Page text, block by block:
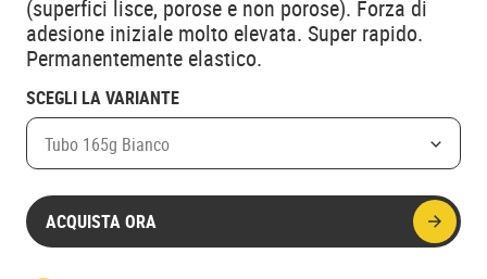
(superfici lisce, porose e non porose). Forza di
adesione iniziale molto elevata. Super rapido.
Permanentemente elastico.
SCEGLI LA VARIANTE
Tubo 165g Bianco
ACQUISTA ORA